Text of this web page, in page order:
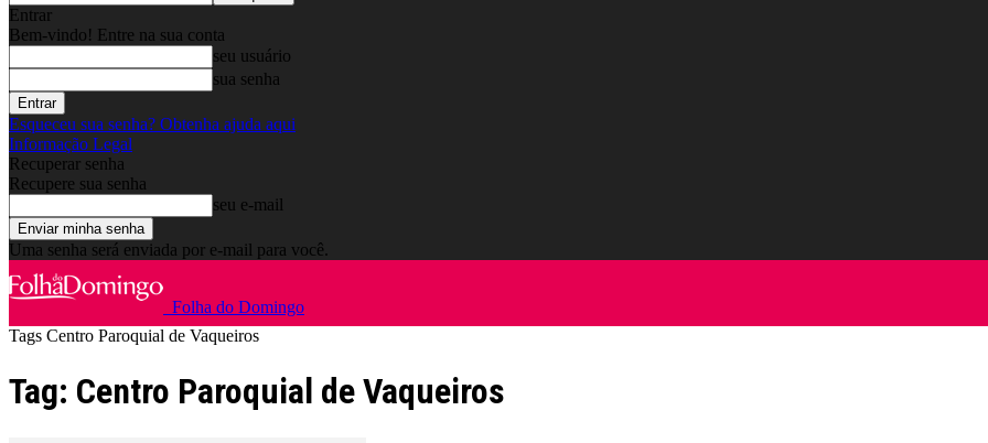
Entrar
Bem-vindo! Entre na sua conta
seu usuário
sua senha
Esqueceu sua senha? Obtenha ajuda aqui
Informação Legal
Recuperar senha
Recupere sua senha
seu e-mail
Uma senha será enviada por e-mail para você.
Folha do Domingo
Tags Centro Paroquial de Vaqueiros
Tag: Centro Paroquial de Vaqueiros